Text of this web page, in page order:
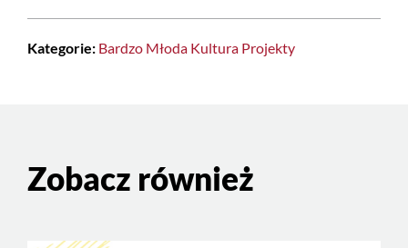
Kategorie: Bardzo Młoda Kultura Projekty
Zobacz również